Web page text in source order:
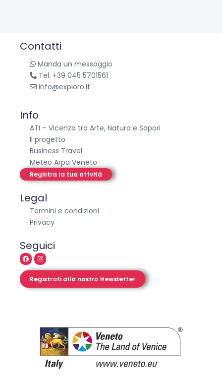
Contatti
Manda un messaggio
Tel: +39 045 5701561
info@exploro.it
Info
ATI – Vicenza tra Arte, Natura e Sapori
Il progetto
Business Travel
Meteo Arpa Veneto
Registra la tua attvità
Legal
Termini e condizioni
Privacy
Seguici
Registrati alla nostra Newsletter